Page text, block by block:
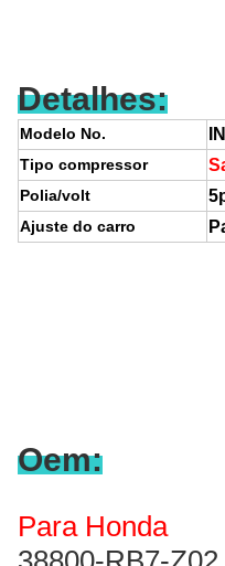
Detalhes:
Modelo No.
Tipo compressor
Polia/volt
Ajuste do carro
Oem:
Para Honda